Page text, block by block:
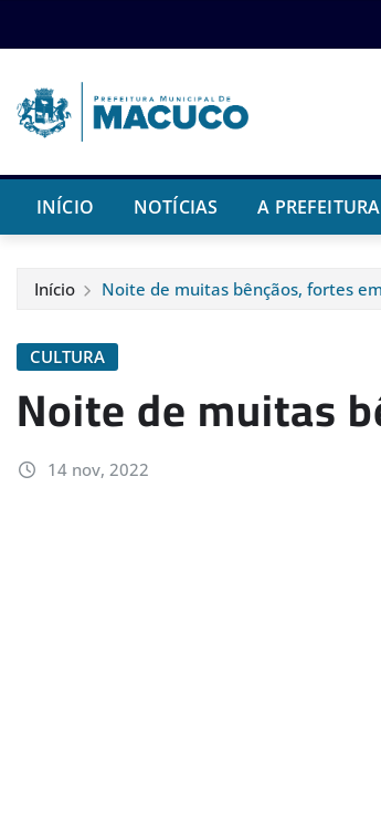
to
INÍCIO NOTÍCIAS A PREFEITURA
Início Noite de muitas bênçãos, fortes
CULTURA
Noite de muitas
14 nov, 2022